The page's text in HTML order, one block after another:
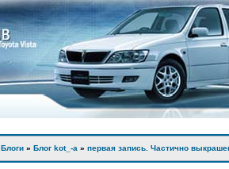
Блоги » Блог kot_-а » первая запись. Частично